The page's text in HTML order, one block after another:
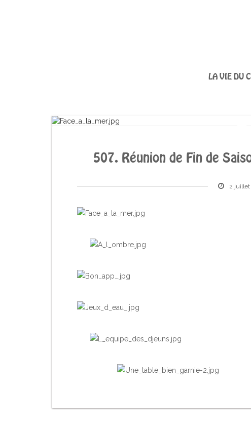
LA VIE DU
507. Réunion de Fin de
2